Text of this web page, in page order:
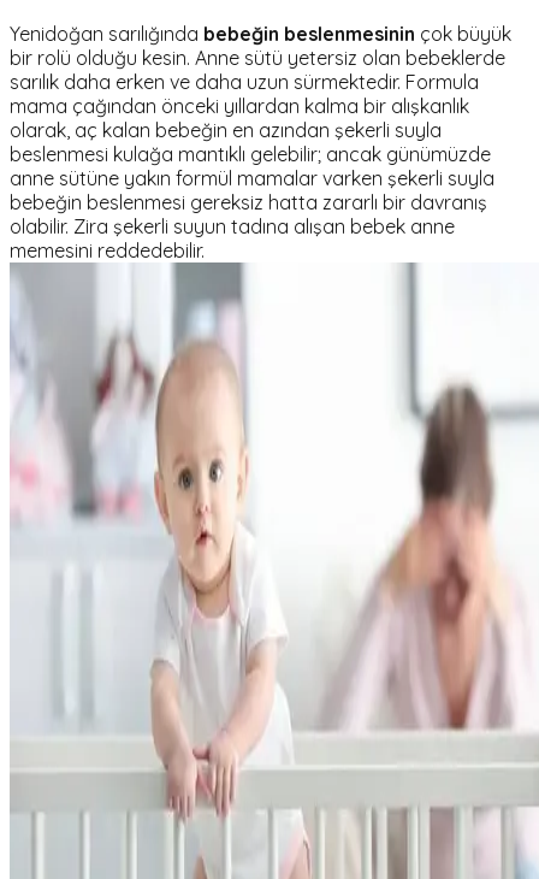
Yenidoğan sarılığında bebeğin beslenmesinin çok büyük
bir rolü olduğu kesin. Anne sütü yetersiz olan bebeklerde
sarılık daha erken ve daha uzun sürmektedir. Formula
mama çağından önceki yıllardan kalma bir alışkanlık
olarak, aç kalan bebeğin en azından şekerli suyla
beslenmesi kulağa mantıklı gelebilir; ancak günümüzde
anne sütüne yakın formül mamalar varken şekerli suyla
bebeğin beslenmesi gereksiz hatta zararlı bir davranış
olabilir. Zira şekerli suyun tadına alışan bebek anne
memesini reddedebilir.